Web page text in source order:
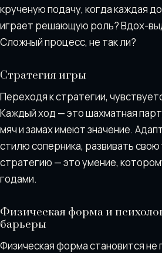
крученую подачу, когда каждая
играет решающую роль? Вдох-
Сложный процесс, не так ли?
Стратегия игры
Переходя к стратегии,
Каждый ход — это шахматная
мяч и замах имеют значение.
стилю соперника, развивать
стратегию — это умение,
годами.
Физическая форма и
барьеры
Физическая форма становится не